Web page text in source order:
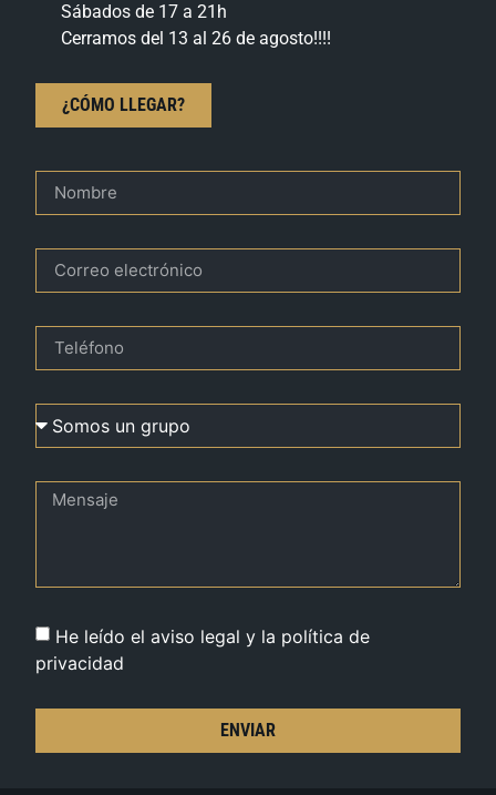
Sábados de 17 a 21h
Cerramos del 13 al 26 de agosto!!!!
¿CÓMO LLEGAR?
He leído el aviso legal y la política de
privacidad
ENVIAR